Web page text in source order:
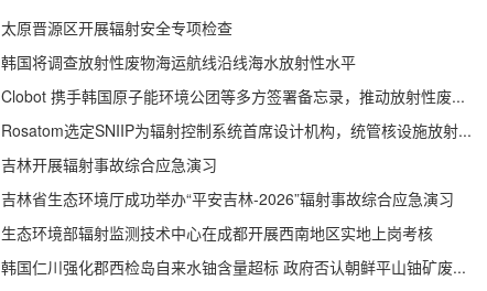
太原晋源区开展辐射安全专项检查
韩国将调查放射性废物海运航线沿线海水放射性水平
Clobot 携手韩国原子能环境公团等多方签署备忘录，推动放射性废物安全管理多机型机器人示范
Rosatom选定SNIIP为辐射控制系统首席设计机构，统管核设施放射仪表标准化与进口替代保障
吉林开展辐射事故综合应急演习
吉林省生态环境厅成功举办“平安吉林-2026”辐射事故综合应急演习
生态环境部辐射监测技术中心在成都开展西南地区实地上岗考核
韩国仁川强化郡西检岛自来水铀含量超标 政府否认朝鲜平山铀矿废水影响